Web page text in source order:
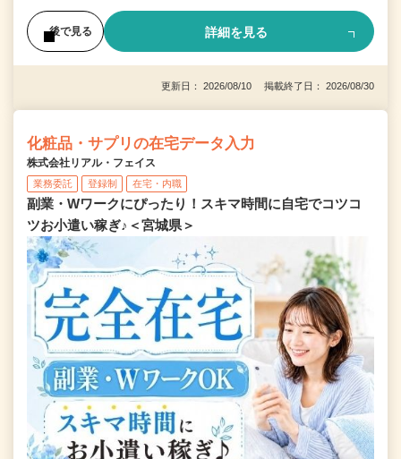
後で見る 詳細を見る
更新日： 2026/08/10 掲載終了日： 2026/08/30
化粧品・サプリの在宅データ入力
株式会社リアル・フェイス
業務委託 登録制 在宅・内職
副業・Wワークにぴったり！スキマ時間に自宅でコツコ
ツお小遣い稼ぎ♪＜宮城県＞